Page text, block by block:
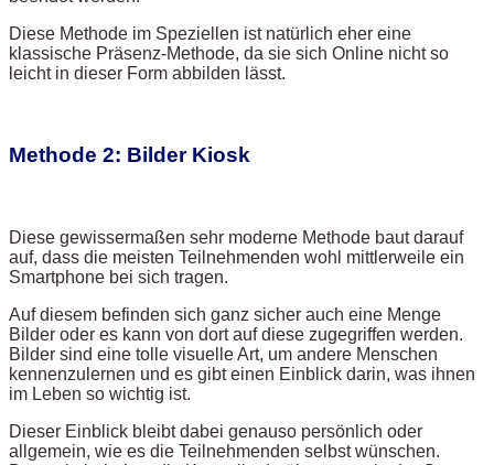
Diese Methode im Speziellen ist natürlich eher eine
klassische Präsenz-Methode, da sie sich Online nicht so
leicht in dieser Form abbilden lässt.
Methode 2: Bilder Kiosk
Diese gewissermaßen sehr moderne Methode baut darauf
auf, dass die meisten Teilnehmenden wohl mittlerweile ein
Smartphone bei sich tragen.
Auf diesem befinden sich ganz sicher auch eine Menge
Bilder oder es kann von dort auf diese zugegriffen werden.
Bilder sind eine tolle visuelle Art, um andere Menschen
kennenzulernen und es gibt einen Einblick darin, was ihnen
im Leben so wichtig ist.
Dieser Einblick bleibt dabei genauso persönlich oder
allgemein, wie es die Teilnehmenden selbst wünschen.